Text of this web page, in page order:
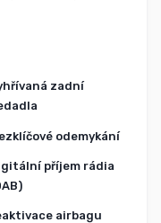
zadní
odemykání
příjem rádia
airbagu